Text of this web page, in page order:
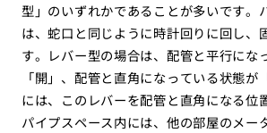
型」のいずれかであることが多いです。
は、蛇口と同じように時計回りに回し、
す。レバー型の場合は、配管と平行にな
「開」、配管と直角になっている状態
には、このレバーを配管と直角になる位
パイプスペース内には、他の部屋のメー